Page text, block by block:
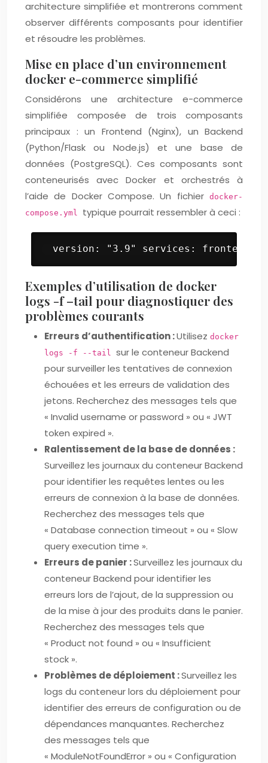
architecture simplifiée et montrerons comment
observer différents composants pour identifier
et résoudre les problèmes.
Mise en place d’un environnement
docker e-commerce simplifié
Considérons une architecture e-commerce
simplifiée composée de trois composants
principaux : un Frontend (Nginx), un Backend
(Python/Flask ou Node.js) et une base de
données (PostgreSQL). Ces composants sont
conteneurisés avec Docker et orchestrés à
l’aide de Docker Compose. Un fichier docker-
compose.yml typique pourrait ressembler à ceci :
version: "3.9" services: frontend:
Exemples d’utilisation de docker
logs -f –tail pour diagnostiquer des
problèmes courants
Erreurs d’authentification :Utilisez docker
logs -f --tail sur le conteneur Backend
pour surveiller les tentatives de connexion
échouées et les erreurs de validation des
jetons. Recherchez des messages tels que
« Invalid username or password » ou « JWT
token expired ».
Ralentissement de la base de données :
Surveillez les journaux du conteneur Backend
pour identifier les requêtes lentes ou les
erreurs de connexion à la base de données.
Recherchez des messages tels que
« Database connection timeout » ou « Slow
query execution time ».
Erreurs de panier :Surveillez les journaux du
conteneur Backend pour identifier les
erreurs lors de l’ajout, de la suppression ou
de la mise à jour des produits dans le panier.
Recherchez des messages tels que
« Product not found » ou « Insufficient
stock ».
Problèmes de déploiement :Surveillez les
logs du conteneur lors du déploiement pour
identifier des erreurs de configuration ou de
dépendances manquantes. Recherchez
des messages tels que
« ModuleNotFoundError » ou « Configuration